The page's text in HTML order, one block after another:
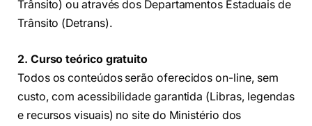
Trânsito) ou através dos Departamentos Estaduais de
Trânsito (Detrans).
2. Curso teórico gratuito
Todos os conteúdos serão oferecidos on-line, sem
custo, com acessibilidade garantida (Libras, legendas
e recursos visuais) no site do Ministério dos